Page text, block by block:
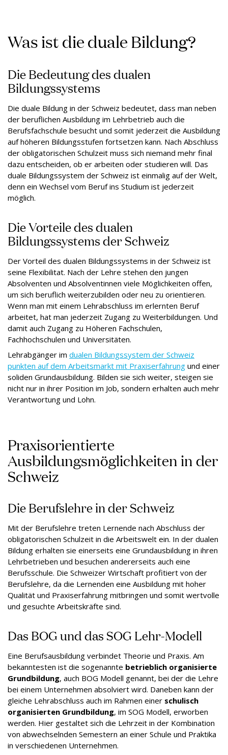
Was ist die duale Bildung?
Die Bedeutung des dualen
Bildungssystems
Die duale Bildung in der Schweiz bedeutet, dass man neben
der beruflichen Ausbildung im Lehrbetrieb auch die
Berufsfachschule besucht und somit jederzeit die Ausbildung
auf höheren Bildungsstufen fortsetzen kann. Nach Abschluss
der obligatorischen Schulzeit muss sich niemand mehr final
dazu entscheiden, ob er arbeiten oder studieren will. Das
duale Bildungssystem der Schweiz ist einmalig auf der Welt,
denn ein Wechsel vom Beruf ins Studium ist jederzeit
möglich.
Die Vorteile des dualen
Bildungssystems der Schweiz
Der Vorteil des dualen Bildungssystems in der Schweiz ist
seine Flexibilitat. Nach der Lehre stehen den jungen
Absolventen und Absolventinnen viele Möglichkeiten offen,
um sich beruflich weiterzubilden oder neu zu orientieren.
Wenn man mit einem Lehrabschluss im erlernten Beruf
arbeitet, hat man jederzeit Zugang zu Weiterbildungen. Und
damit auch Zugang zu Höheren Fachschulen,
Fachhochschulen und Universitäten.
Lehrabgänger im dualen Bildungssystem der Schweiz
punkten auf dem Arbeitsmarkt mit Praxiserfahrung und einer
soliden Grundausbildung. Bilden sie sich weiter, steigen sie
nicht nur in ihrer Position im Job, sondern erhalten auch mehr
Verantwortung und Lohn.
Praxisorientierte
Ausbildungsmöglichkeiten in der
Schweiz
Die Berufslehre in der Schweiz
Mit der Berufslehre treten Lernende nach Abschluss der
obligatorischen Schulzeit in die Arbeitswelt ein. In der dualen
Bildung erhalten sie einerseits eine Grundausbildung in ihren
Lehrbetrieben und besuchen andererseits auch eine
Berufsschule. Die Schweizer Wirtschaft profitiert von der
Berufslehre, da die Lernenden eine Ausbildung mit hoher
Qualität und Praxiserfahrung mitbringen und somit wertvolle
und gesuchte Arbeitskräfte sind.
Das BOG und das SOG Lehr-Modell
Eine Berufsausbildung verbindet Theorie und Praxis. Am
bekanntesten ist die sogenannte betrieblich organisierte
Grundbildung, auch BOG Modell genannt, bei der die Lehre
bei einem Unternehmen absolviert wird. Daneben kann der
gleiche Lehrabschluss auch im Rahmen einer schulisch
organisierten Grundbildung, im SOG Modell, erworben
werden. Hier gestaltet sich die Lehrzeit in der Kombination
von abwechselnden Semestern an einer Schule und Praktika
in verschiedenen Unternehmen.